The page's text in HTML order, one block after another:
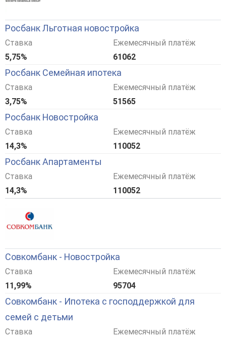
Росбанк Льготная новостройка
Ставка
5,75%
Ежемесячный платёж
61062
Росбанк Семейная ипотека
Ставка
3,75%
Ежемесячный платёж
51565
Росбанк Новостройка
Ставка
14,3%
Ежемесячный платёж
110052
Росбанк Апартаменты
Ставка
14,3%
Ежемесячный платёж
110052
Совкомбанк - Новостройка
Ставка
11,99%
Ежемесячный платёж
95704
Совкомбанк - Ипотека с господдержкой для
семей с детьми
Ставка Ежемесячный платёж